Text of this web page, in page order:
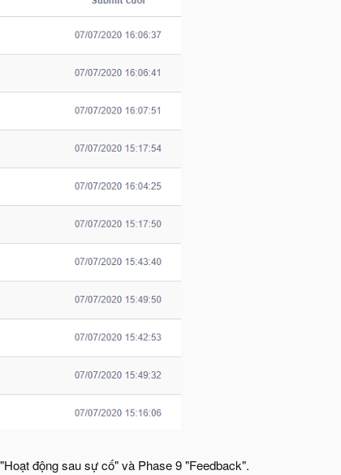
động sau sự cố" và Phase 9 "Feedback".